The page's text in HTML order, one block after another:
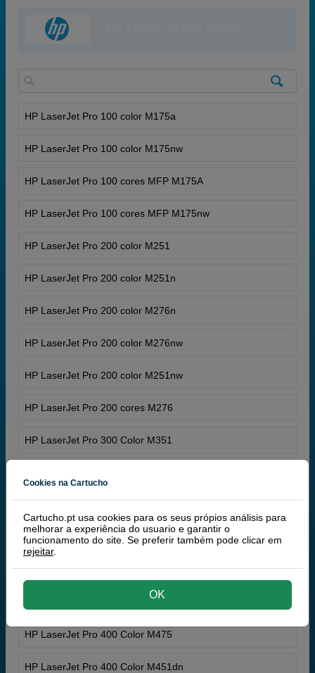
HP LaserJet Pro 100 color M175a
HP LaserJet Pro 100 color M175nw
HP LaserJet Pro 100 cores MFP M175A
HP LaserJet Pro 100 cores MFP M175nw
HP LaserJet Pro 200 color M251
HP LaserJet Pro 200 color M251n
HP LaserJet Pro 200 color M276n
HP LaserJet Pro 200 color M276nw
HP LaserJet Pro 200 color M251nw
HP LaserJet Pro 200 cores M276
HP LaserJet Pro 300 Color M351
HP LaserJet Pro 300 Color M351a
HP LaserJet Pro 300 Color M375nw
HP LaserJet Pro 400 Color M451
HP LaserJet Pro 400 Color M475
HP LaserJet Pro 400 Color M451dn
Cookies na Cartucho
Cartucho.pt usa cookies para os seus própios análisis para
melhorar a experiência do usuario e garantir o
funcionamento do site. Se preferir também pode clicar em
rejeitar.
OK